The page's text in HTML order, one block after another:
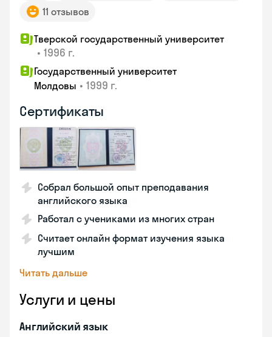
11 отзывов
Тверской государственный университет
• 1996 г.
Государственный университет
Молдовы • 1999 г.
Сертификаты
Собрал большой опыт преподавания
английского языка
Работал с учениками из многих стран
Считает онлайн формат изучения языка
лучшим
Читать дальше
Услуги и цены
Английский язык